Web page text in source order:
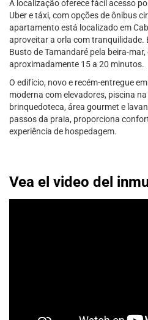
A localização oferece fácil acesso
Uber e táxi, com opções de ônibus
apartamento está localizado em
aproveitar a orla com tranquilidade.
Busto de Tamandaré pela beira-
aproximadamente 15 a 20 minutos.
O edifício, novo e recém-entregue
moderna com elevadores, piscina
brinquedoteca, área gourmet e
passos da praia, proporciona
experiência de hospedagem.
Vea el video del